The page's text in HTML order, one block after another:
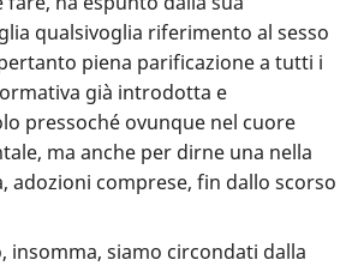
qualsivoglia riferimento al sesso
piena parificazione a tutti i
già introdotta e
pressoché ovunque nel cuore
ma anche per dirne una nella
adozioni comprese, fin dallo scorso
insomma, siamo circondati dalla